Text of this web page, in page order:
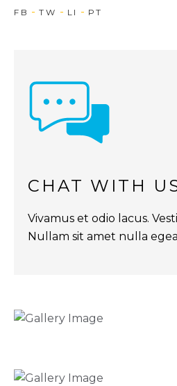
FB TW LI PT
CHAT WITH
Vivamus et odio lacus.
Nullam sit amet nulla